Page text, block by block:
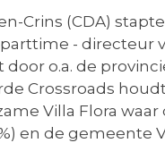
Crins (CDA)
parttime - directeur
door o.a. de
Crossroads
Villa Flora waar
en de gemeente